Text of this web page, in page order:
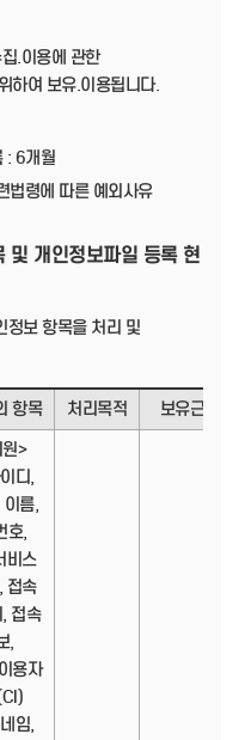
.이용에 관한
하여 보유.이용됩니다.
: 6개월
법령에 따른 예외사유
및 개인정보파일 등록 현
정보 항목을 처리 및
항목 처리목적 보유근거
>
디,
이름,
호,
비스
접속
접속
,
용자
임,